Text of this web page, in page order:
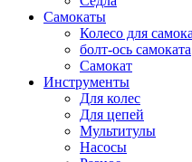
Самокаты
Колесо для
болт-ось самоката
Самокат
Инструменты
Для колес
Для цепей
Мультитулы
Насосы